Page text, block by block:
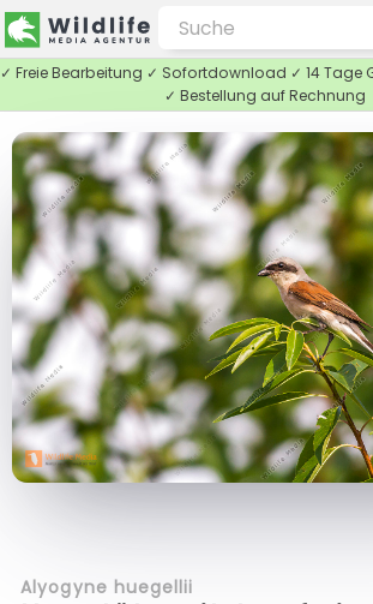
✓ Freie Bearbeitung ✓ Sofortdownload ✓ 14 Tage
✓ Bestellung auf Rechnung
Alyogyne huegellii